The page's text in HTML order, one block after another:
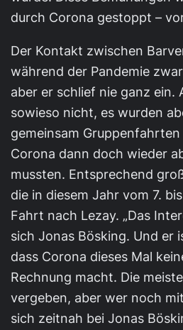
durch Corona gestoppt –
Der Kontakt zwischen
während der Pandemie
aber er schlief nie ganz ein.
sowieso nicht, es wurden
gemeinsam
Corona dann doch wieder
mussten. Entsprechend
die in diesem Jahr vom 7.
Fahrt nach Lezay. „Das
sich Jonas Bösking. Und er
dass Corona dieses Mal
Rechnung macht. Die
vergeben, aber wer noch
sich zeitnah bei Jonas